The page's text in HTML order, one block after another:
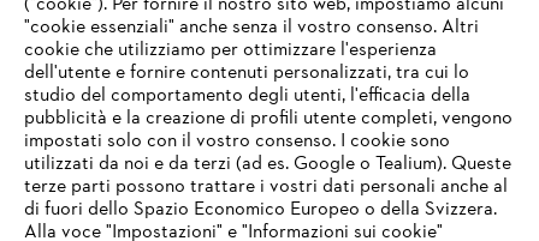
Domande frequenti
Assistenza
IHR BROWSER WIRD NICHT
UNTERSTÜTZT
"cookie essenziali" anche senza il vostro consenso. Altri
cookie che utilizziamo per ottimizzare l'esperienza
dell'utente e fornire contenuti personalizzati, tra cui lo
studio del comportamento degli utenti, l'efficacia della
pubblicità e la creazione di profili utente completi, vengono
impostati solo con il vostro consenso. I cookie sono
utilizzati da noi e da terzi (ad es. Google o Tealium). Queste
terze parti possono trattare i vostri dati personali anche al
di fuori dello Spazio Economico Europeo o della Svizzera.
Alla voce "Impostazioni" e "Informazioni sui cookie"